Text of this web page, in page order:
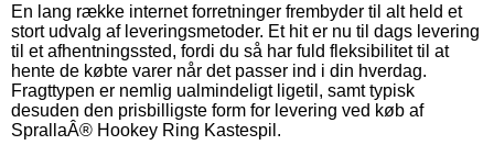
En lang række internet forretninger frembyder til alt held et
stort udvalg af leveringsmetoder. Et hit er nu til dags levering
til et afhentningssted, fordi du så har fuld fleksibilitet til at
hente de købte varer når det passer ind i din hverdag.
Fragttypen er nemlig ualmindeligt ligetil, samt typisk
desuden den prisbilligste form for levering ved køb af
SprallaÂ® Hookey Ring Kastespil.